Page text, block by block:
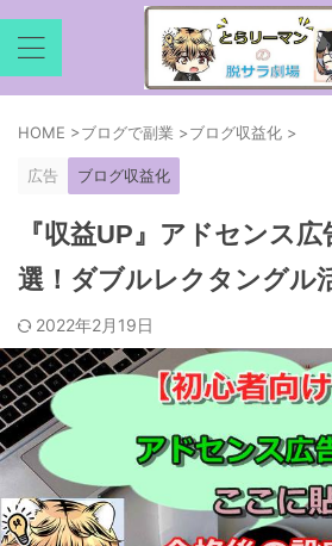
HOME >ブログで副業 >ブログ収益化 >
広告 ブログ収益化
『収益UP』アドセンス
選！ダブルレクタングル
2022年2月19日